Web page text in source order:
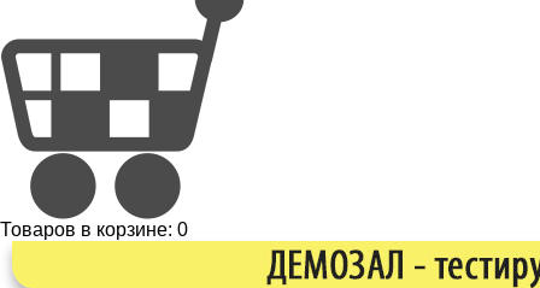
Товаров в корзине: 0